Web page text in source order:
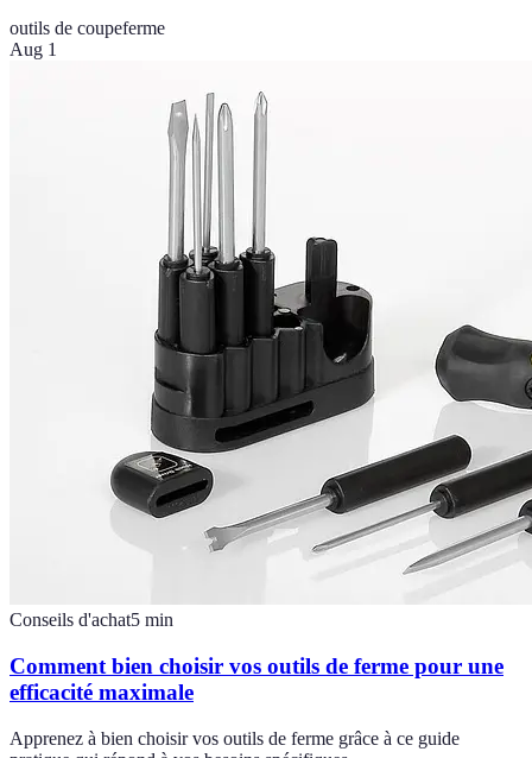
outils de coupeferme
Aug 1
Conseils d'achat5 min
Comment bien choisir vos outils de ferme pour une
efficacité maximale
Apprenez à bien choisir vos outils de ferme grâce à ce guide